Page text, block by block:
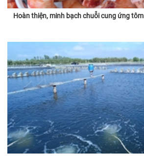
Hoàn thiện, minh bạch chuỗi cung ứng tôm